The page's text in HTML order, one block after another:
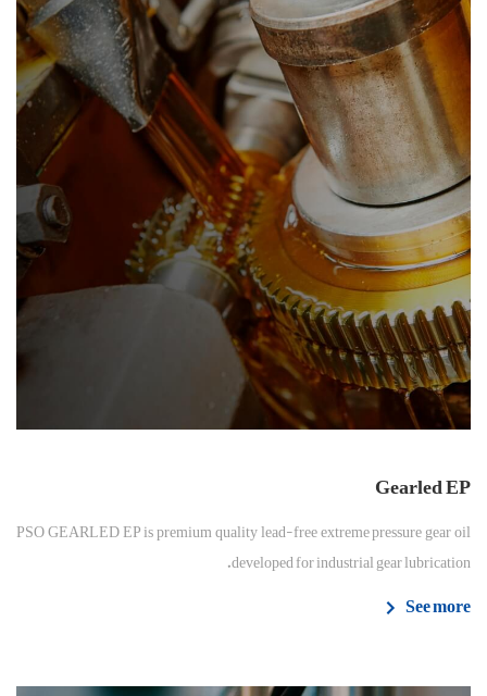
Gearled EP
PSO GEARLED EP is premium quality lead-free extreme pressure gear oil
developed for industrial gear lubrication.
See more